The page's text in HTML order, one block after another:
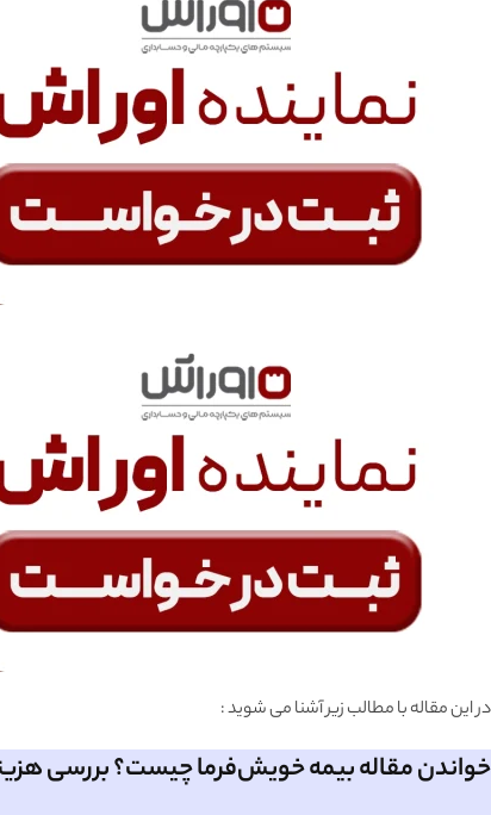
در این مقاله با مطالب زیر آشنا می شوید :
خواندن مقاله بیمه خویش‌فرما چیست؟ بررسی